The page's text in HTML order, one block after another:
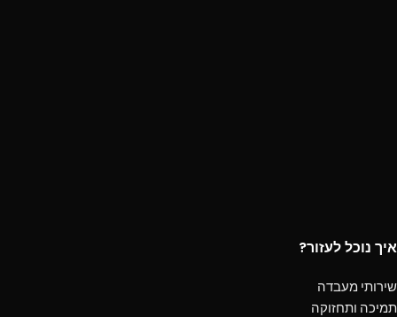
איך נוכל לעזור?
שירותי מעבדה
תמיכה ותחזוקה